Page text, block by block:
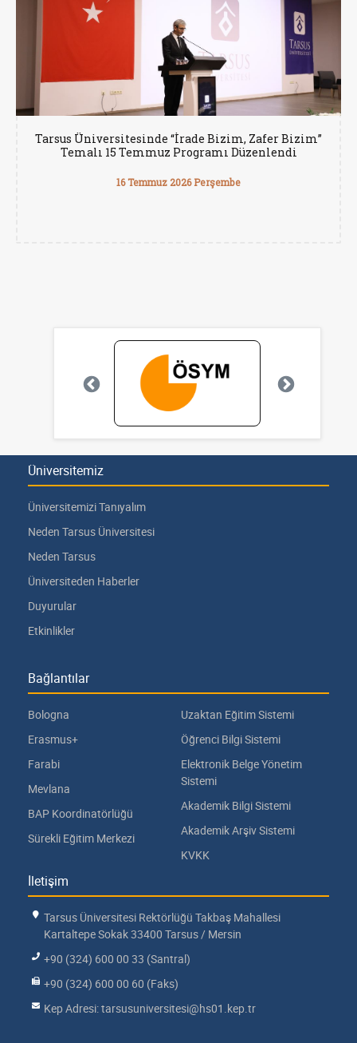
Tarsus Üniversitesinde “İrade Bizim, Zafer Bizim”
Temalı 15 Temmuz Programı Düzenlendi
16 Temmuz 2026 Perşembe
Üniversitemiz
Üniversitemizi Tanıyalım
Neden Tarsus Üniversitesi
Neden Tarsus
Üniversiteden Haberler
Duyurular
Etkinlikler
Bağlantılar
Bologna
Erasmus+
Farabi
Mevlana
BAP Koordinatörlüğü
Sürekli Eğitim Merkezi
Uzaktan Eğitim Sistemi
Öğrenci Bilgi Sistemi
Elektronik Belge Yönetim
Sistemi
Akademik Bilgi Sistemi
Akademik Arşiv Sistemi
KVKK
İletişim
Tarsus Üniversitesi Rektörlüğü Takbaş Mahallesi
Kartaltepe Sokak 33400 Tarsus / Mersin
+90 (324) 600 00 33 (Santral)
+90 (324) 600 00 60 (Faks)
Kep Adresi: tarsusuniversitesi@hs01.kep.tr